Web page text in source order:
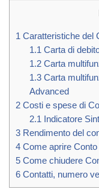
1 Caratteristiche del
1.1 Carta di
1.2Carta
1.3Carta
Advanced
2 Costi e spese di
2.1 Indicatore
3 Rendimento del
4 Come aprire
5 Come chiudere
6 Contatti, numero